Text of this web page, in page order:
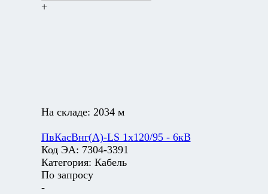
+
На складе: 2034 м
ПвКасВнг(А)-LS 1х120/95 - 6кВ
Код ЭА: 7304-3391
Категория: Кабель
По запросу
-